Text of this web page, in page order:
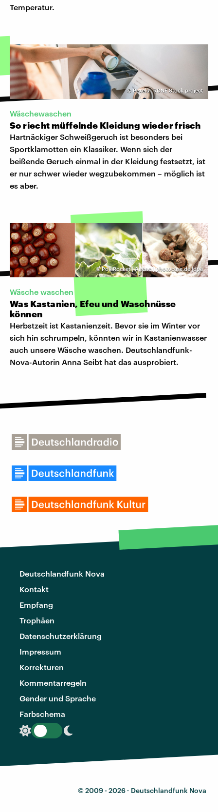
Temperatur.
© Pexels | RDNE Stock project
Wäschewaschen
So riecht müffelnde Kleidung wieder frisch
Hartnäckiger Schweißgeruch ist besonders bei
Sportklamotten ein Klassiker. Wenn sich der
beißende Geruch einmal in der Kleidung festsetzt, ist
er nur schwer wieder wegzubekommen – möglich ist
es aber.
©PolaRocket | Airene | photocase.de |dpa
Wäsche waschen
Was Kastanien, Efeu und Waschnüsse
können
Herbstzeit ist Kastanienzeit. Bevor sie im Winter vor
sich hin schrumpeln, könnten wir in Kastanienwasser
auch unsere Wäsche waschen. Deutschlandfunk-
Nova-Autorin Anna Seibt hat das ausprobiert.
Deutschlandfunk Nova
Kontakt
Empfang
Trophäen
Datenschutzerklärung
Impressum
Korrekturen
Kommentarregeln
Gender und Sprache
Farbschema
© 2009 - 2026 · Deutschlandfunk Nova